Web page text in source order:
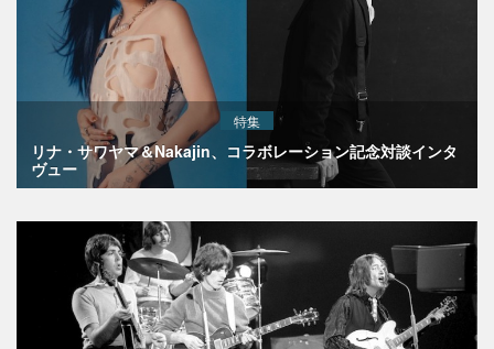
特集
リナ・サワヤマ＆Nakajin、コラボレーション記念対談インタ
ヴュー